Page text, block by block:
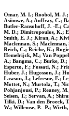
Omar, M. I.; Roobol, M.
Asiimwe, A.; Auffray, C.;
Butler-Ransohoff, J. -E.;
M. D.; Dimitropoulos, K.;
Smith, E. J.; Kiran, A.;
Maclennan, S.;
Reich, C.; Reiche, K.;
Hemelrijck, M.; Van
A.; Bangma, C.; Burke, D.;
Esperto, F.; Fossati, N.;
Huber, J.; Hugosson, J.;
Lawson, J.; Lefresne, F.;
Mottet, N.; Murtola, T.;
Pohjanjousi, P.; Reaney,
Seisen, T.; Servan, A.;
Tilki, D.; Van den Broeck,
W.; Willemse, P. -P.;